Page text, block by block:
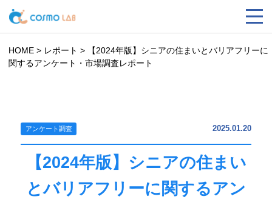
HOME > レポート >
【2024年版】シニアの住まいとバリアフリーに
関するアンケート・市場調査レポート
アンケート調査 2025.01.20
【2024年版】シニアの住まい
とバリアフリーに関するアン